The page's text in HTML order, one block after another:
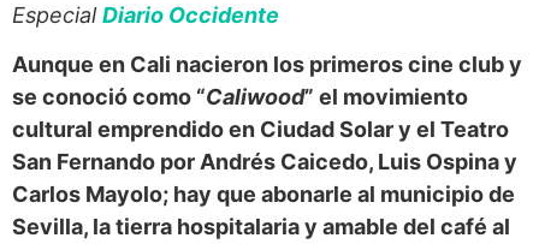
EspecialDiario Occidente
Aunque en Cali nacieron los primeros cine club y
se conoció como “Caliwood” el movimiento
cultural emprendido en Ciudad Solar y el Teatro
San Fernando por Andrés Caicedo, Luis Ospina y
Carlos Mayolo; hay que abonarle al municipio de
Sevilla, la tierra hospitalaria y amable del café al